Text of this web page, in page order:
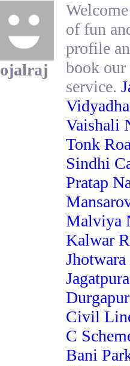
ojalraj
of fun
profile
book
service.
Vaishali
Tonk
Sindhi
Pratap
Malviya
Kalwar
Civil
C
Bani